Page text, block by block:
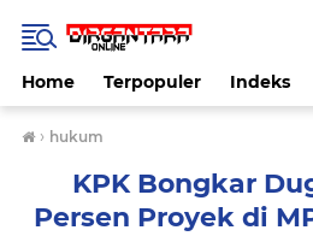
Home Terpopuler Indeks
› hukum
KPK Bongkar
Persen Proyek di